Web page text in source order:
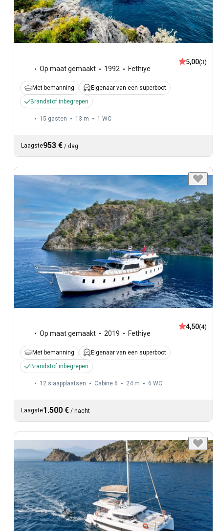
Op maat gemaakt 1992 Fethiye
5,00(3)
Met bemanning
Eigenaar van een superboot
Brandstof inbegrepen
15 gasten 13 m 1 WC
Laagste953 € / dag
Op maat gemaakt 2019 Fethiye
4,50(4)
Met bemanning
Eigenaar van een superboot
Brandstof inbegrepen
12 slaapplaatsen Cabine 6 24 m 6 WC
Laagste1.500 € / nacht